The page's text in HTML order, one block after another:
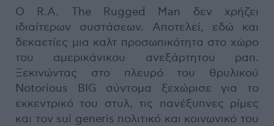
O R.A. The Rugged Man δεν χρήζει
ιδιαίτερων συστάσεων. Αποτελεί, εδώ και
δεκαετίες μια καλτ προσωπικότητα στο χώρο
του αμερικάνικου ανεξάρτητου ραπ.
Ξεκινώντας στο πλευρό του θρυλικού
Notorious BIG σύντομα ξεχώρισε για το
εκκεντρικό του στυλ, τις πανέξυπνες ρίμες
και τον sui generis πολιτικό και κοινωνικό του